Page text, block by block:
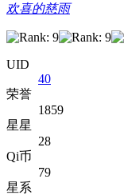
欢喜的慈雨
UID
40
荣誉
1859
星星
28
Qi币
79
星系